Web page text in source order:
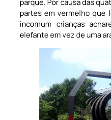
partes em vermelho que
incomum crianças
elefante em vez de uma